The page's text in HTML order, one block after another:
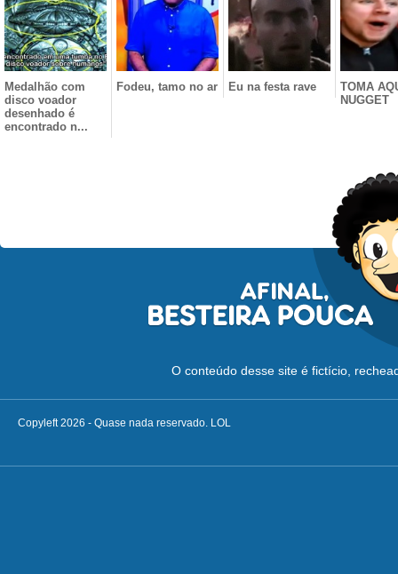
Medalhão com
disco voador
desenhado é
encontrado n...
Fodeu, tamo no ar Eu na festa rave
TOMA
NUGGET
O conteúdo desse site é fictício,
Copyleft 2026 - Quase nada reservado. LOL